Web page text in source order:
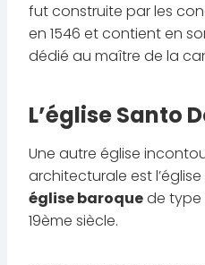
fut construite par les
en 1546 et contient en
dédié au maître de la
L’église Santo
Une autre église
architecturale est
église baroquede type
19ème siècle.